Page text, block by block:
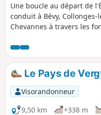
Une boucle au départ de
conduit à Bévy, Collonges-
Chevannes à travers les
Meuilley et Messanges,
Curtil-Vergy. Au gré de
bois et vignes, des arbres
site mégalithique, une
les ruines d'une abbaye,
lavoirs, moulins et vieilles
réhabilitées.
Le Pays de
Visorandonneur
9,50 km
+338 m